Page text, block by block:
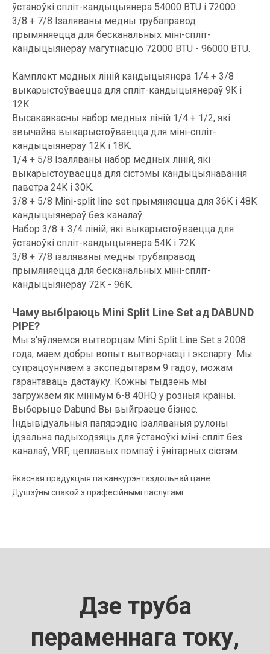
ўстаноўкі спліт-кандыцыянера 54000 BTU і 72000.
3/8 + 7/8 Ізаляваны медны трубаправод
прымяняецца для бесканальных міні-спліт-
кандыцыянераў магутнасцю 72000 BTU - 96000 BTU.
Камплект медных ліній кандыцыянера 1/4 + 3/8
выкарыстоўваецца для спліт-кандыцыянераў 9K і
12K.
Высакаякасны набор медных ліній 1/4 + 1/2, які
звычайна выкарыстоўваецца для міні-спліт-
кандыцыянераў 12K і 18K.
1/4 + 5/8 Ізаляваны набор медных ліній, які
выкарыстоўваецца для сістэмы кандыцыянавання
паветра 24K і 30K.
3/8 + 5/8 Mini-split line set прымяняецца для 36K і 48K
кандыцыянераў без каналаў.
Набор 3/8 + 3/4 ліній, які выкарыстоўваецца для
ўстаноўкі спліт-кандыцыянера 54K і 72K.
3/8 + 7/8 ізаляваны медны трубаправод
прымяняецца для бесканальных міні-спліт-
кандыцыянераў 72K - 96K.
Чаму выбіраюць Mini Split Line Set ад DABUND
PIPE?
Мы з'яўляемся вытворцам Mini Split Line Set з 2008
года, маем добры вопыт вытворчасці і экспарту. Мы
супрацоўнічаем з экспедытарам 9 гадоў, можам
гарантаваць дастаўку. Кожны тыдзень мы
загружаем як мінімум 6-8 40HQ у розныя краіны.
Выберыце Dabund Вы выйграеце бізнес.
Індывідуальныя папярэдне ізаляваныя рулоны
ідэальна падыходзяць для ўстаноўкі міні-спліт без
каналаў, VRF, цеплавых помпаў і ўнітарных сістэм.
Якасная прадукцыя па канкурэнтаздольнай цане
Душэўны спакой з прафесійнымі паслугамі
Дзе труба
пераменнага току,